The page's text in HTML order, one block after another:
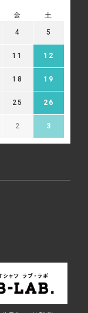
金 土
4 5
11 12
18 19
25 26
2 3